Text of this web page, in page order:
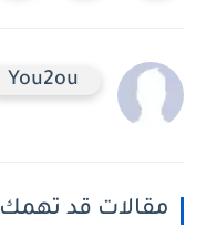
You2ou
مقالات قد تهمك